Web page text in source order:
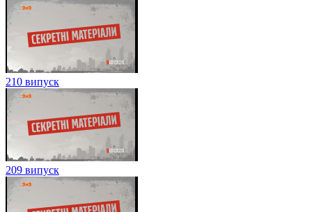
210 випуск
209 випуск